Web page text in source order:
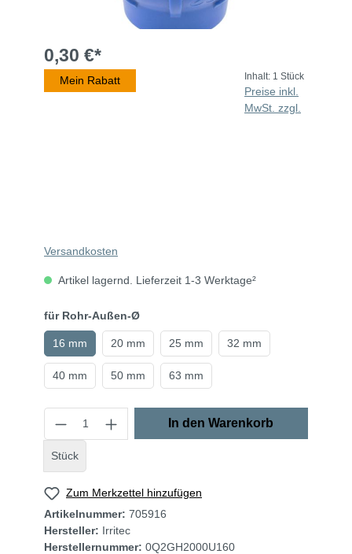
0,30 €*
Mein Rabatt Inhalt: 1 Stück
Preise inkl.
MwSt. zzgl.
Versandkosten
Artikel lagernd. Lieferzeit 1-3 Werktage²
für Rohr-Außen-Ø
16 mm 20 mm 25 mm 32 mm
40 mm 50 mm 63 mm
Stück
In den Warenkorb
Zum Merkzettel hinzufügen
Artikelnummer: 705916
Hersteller: Irritec
Herstellernummer: 0Q2GH2000U160